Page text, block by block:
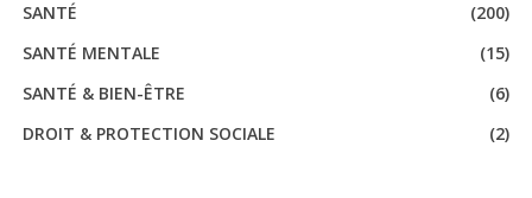
SANTÉ
(200)
SANTÉ MENTALE
(15)
SANTÉ & BIEN-ÊTRE
(6)
DROIT & PROTECTION SOCIALE
(2)